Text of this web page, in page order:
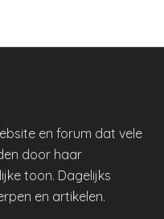
en forum dat vele
door haar
toon. Dagelijks
en artikelen.